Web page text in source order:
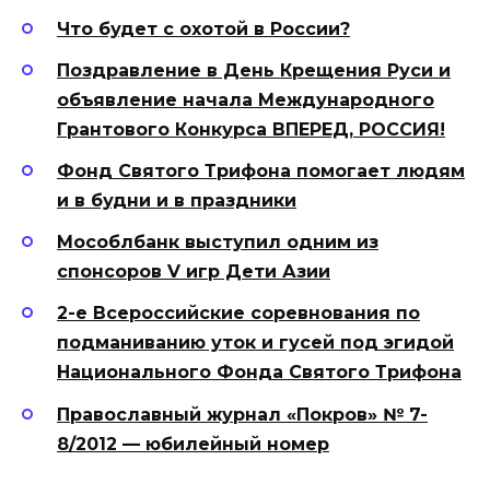
Что будет с охотой в России?
Поздравление в День Крещения Руси и
объявление начала Международного
Грантового Конкурса ВПЕРЕД, РОССИЯ!
Фонд Святого Трифона помогает людям
и в будни и в праздники
Мособлбанк выступил одним из
спонсоров V игр Дети Азии
2-е Всероссийские соревнования по
подманиванию уток и гусей под эгидой
Национального Фонда Святого Трифона
Православный журнал «Покров» № 7-
8/2012 — юбилейный номер